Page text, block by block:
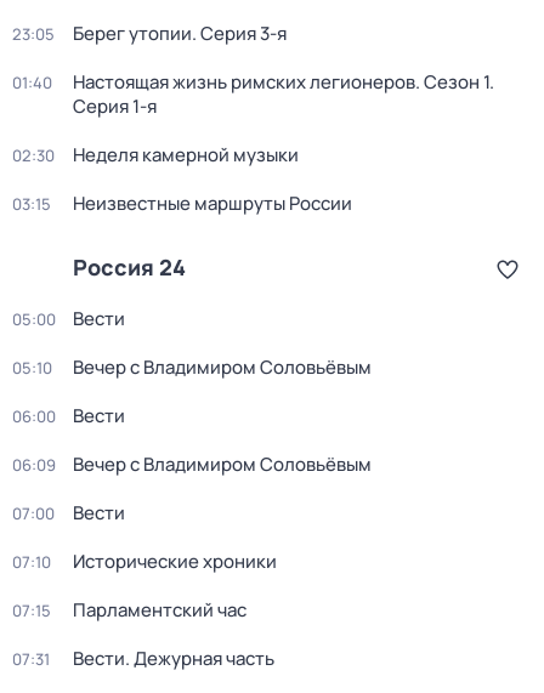
23:05 Берег утопии. Серия 3-я
01:40 Настоящая жизнь римских легионеров. Сезон 1.
Серия 1-я
02:30 Неделя камерной музыки
03:15 Неизвестные маршруты России
Россия 24
05:00 Вести
05:10 Вечер с Владимиром Соловьёвым
06:00 Вести
06:09 Вечер с Владимиром Соловьёвым
07:00 Вести
07:10 Исторические хроники
07:15 Парламентский час
07:31 Вести. Дежурная часть